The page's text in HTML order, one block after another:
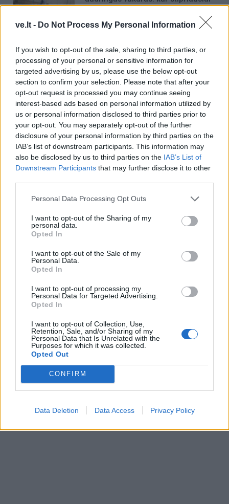
ve.lt - Do Not Process My Personal Information
If you wish to opt-out of the sale, sharing to third parties, or
processing of your personal or sensitive information for
targeted advertising by us, please use the below opt-out
section to confirm your selection. Please note that after your
opt-out request is processed you may continue seeing
interest-based ads based on personal information utilized by
us or personal information disclosed to third parties prior to
your opt-out. You may separately opt-out of the further
disclosure of your personal information by third parties on the
IAB’s list of downstream participants. This information may
also be disclosed by us to third parties on the IAB’s List of
Downstream Participants that may further disclose it to other
Personal Data Processing Opt Outs
I want to opt-out of the Sharing of my
personal data.
Opted In
I want to opt-out of the Sale of my
Personal Data.
Opted In
I want to opt-out of processing my
Personal Data for Targeted Advertising.
Opted In
I want to opt-out of Collection, Use,
Retention, Sale, and/or Sharing of my
Personal Data that Is Unrelated with the
Purposes for which it was collected.
Opted Out
CONFIRM
Data Deletion Data Access Privacy Policy
Raktažodžiai sėklidės vėžys
Komentarai
Rašyti komentarą
Komentaras
Sutinku su taisyklėmis
This site is protected by
Serviceapply.